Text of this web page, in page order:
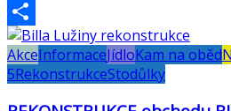
Twitter
Share
AkceInformaceJídloKam na oběd
5RekonstrukceStodůlky